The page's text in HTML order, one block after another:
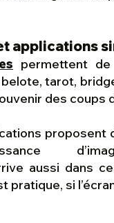
applications
permettent
tarot,
des coups
proposent
aussi dans
pratique, si